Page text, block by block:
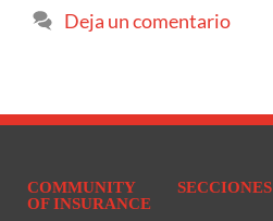
Deja un comentario
COMMUNITY
OF INSURANCE
SECCIONES